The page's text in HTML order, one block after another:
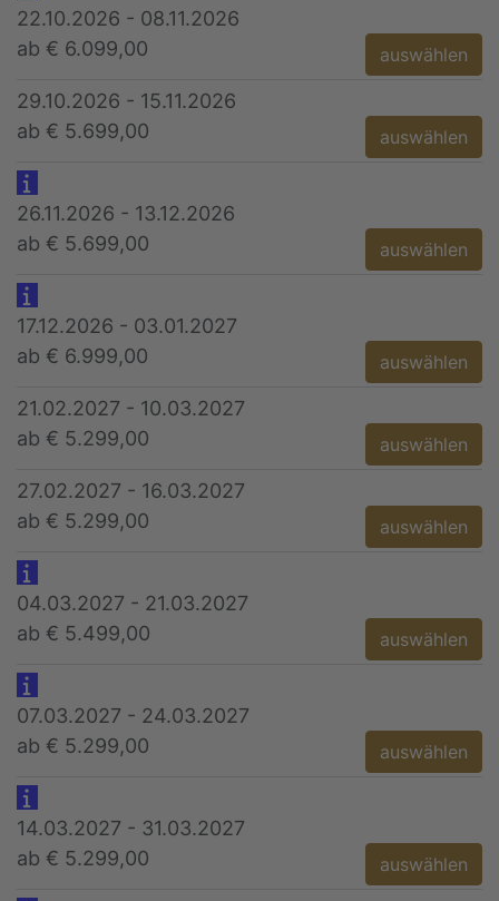
22.10.2026 - 08.11.2026
ab € 6.099,00
auswählen
29.10.2026 - 15.11.2026
ab € 5.699,00
auswählen
26.11.2026 - 13.12.2026
ab € 5.699,00
auswählen
17.12.2026 - 03.01.2027
ab € 6.999,00
auswählen
21.02.2027 - 10.03.2027
ab € 5.299,00
auswählen
27.02.2027 - 16.03.2027
ab € 5.299,00
auswählen
04.03.2027 - 21.03.2027
ab € 5.499,00
auswählen
07.03.2027 - 24.03.2027
ab € 5.299,00
auswählen
14.03.2027 - 31.03.2027
ab € 5.299,00
auswählen